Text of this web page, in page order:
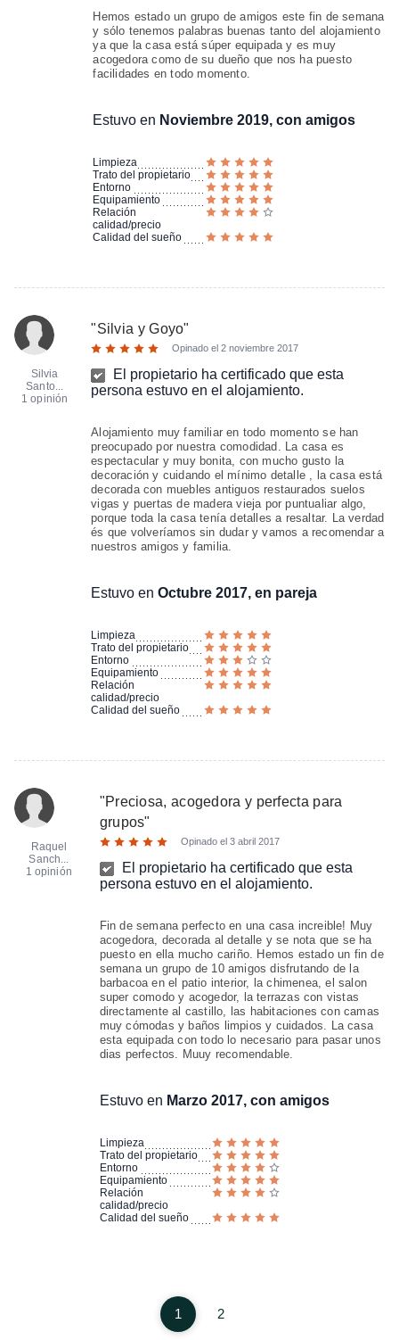
Hemos estado un grupo de amigos este fin de semana
y sólo tenemos palabras buenas tanto del alojamiento
ya que la casa está súper equipada y es muy
acogedora como de su dueño que nos ha puesto
facilidades en todo momento.
Estuvo en Noviembre 2019, con amigos
Limpieza
Trato del propietario
Entorno
Equipamiento
Relación
calidad/precio
Calidad del sueño
Silvia
Santo...
1 opinión
"Silvia y Goyo"
Opinado el2 noviembre 2017
El propietario ha certificado que esta
persona estuvo en el alojamiento.
Alojamiento muy familiar en todo momento se han
preocupado por nuestra comodidad. La casa es
espectacular y muy bonita, con mucho gusto la
decoración y cuidando el mínimo detalle , la casa está
decorada con muebles antiguos restaurados suelos
vigas y puertas de madera vieja por puntualiar algo,
porque toda la casa tenía detalles a resaltar. La verdad
és que volveríamos sin dudar y vamos a recomendar a
nuestros amigos y familia.
Estuvo enOctubre 2017, en pareja
Limpieza
Trato del propietario
Entorno
Equipamiento
Relación
calidad/precio
Calidad del sueño
Raquel
Sanch...
1 opinión
"Preciosa, acogedora y perfecta para
grupos"
Opinado el 3 abril 2017
El propietario ha certificado que esta
persona estuvo en el alojamiento.
Fin de semana perfecto en una casa increible! Muy
acogedora, decorada al detalle y se nota que se ha
puesto en ella mucho cariño. Hemos estado un fin de
semana un grupo de 10 amigos disfrutando de la
barbacoa en el patio interior, la chimenea, el salon
super comodo y acogedor, la terrazas con vistas
directamente al castillo, las habitaciones con camas
muy cómodas y baños limpios y cuidados. La casa
esta equipada con todo lo necesario para pasar unos
dias perfectos. Muuy recomendable.
Estuvo en Marzo 2017, con amigos
Limpieza
Trato del propietario
Entorno
Equipamiento
Relación
calidad/precio
Calidad del sueño
1 2